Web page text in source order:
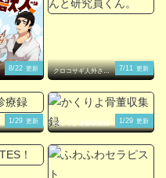
8/22 更新
クロコサギ人外さん
と研究員くん。
7/11 更新
1/29 更新 かくりよ骨董収集録 1/29 更新